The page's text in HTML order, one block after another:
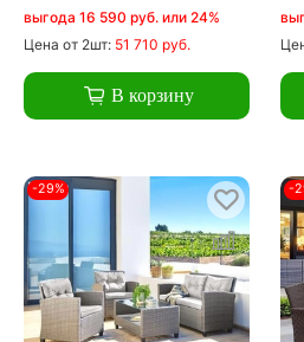
выгода 16 590 руб. или 24%
Цена от 2шт: 51 710 руб.
В корзину
-29% -